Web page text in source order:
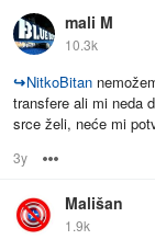
mali M
10.3k
↪NitkoBitan
transfere ali mi neda
srce želi, neće mi
3y
Mališan
1.9k